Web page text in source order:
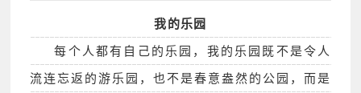
我的乐园
每个人都有自己的乐园，我的乐园既不是令人
流连忘返的游乐园，也不是春意盎然的公园，而是